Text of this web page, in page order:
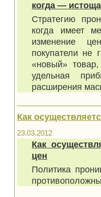
когда —
Стратегию
когда имеет
изменение
покупатели не
«новый»
удельная
расширения
Как
23.03.2012
Как
цен
Политика